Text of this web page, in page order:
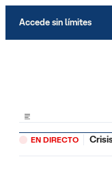
Accede sin límites
EN DIRECTO